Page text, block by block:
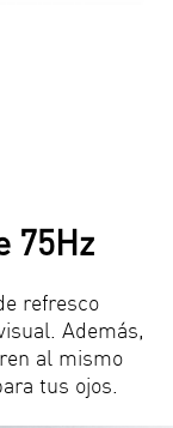
75Hz
refresco
Además,
al mismo
tus ojos.